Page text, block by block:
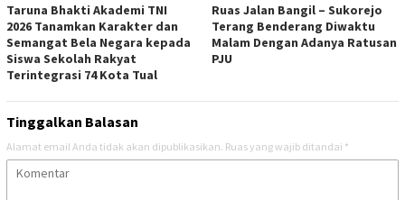
Taruna Bhakti Akademi TNI
2026 Tanamkan Karakter dan
Semangat Bela Negara kepada
Siswa Sekolah Rakyat
Terintegrasi 74 Kota Tual
Ruas Jalan Bangil – Sukorejo
Terang Benderang Diwaktu
Malam Dengan Adanya Ratusan
PJU
Tinggalkan Balasan
Alamat email Anda tidak akan dipublikasikan. Ruas yang wajib ditandai *